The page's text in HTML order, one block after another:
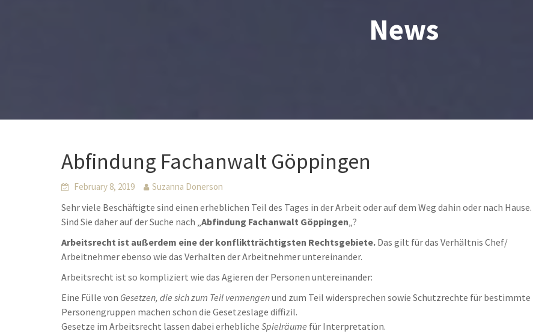
News
Abfindung Fachanwalt Göppingen
February 8, 2019 Suzanna Donerson
Sehr viele Beschäftigte sind einen erheblichen Teil des Tages in der Arbeit oder auf dem Weg dahin oder nach Hause.
Sind Sie daher auf der Suche nach „Abfindung Fachanwalt Göppingen„?
Arbeitsrecht ist außerdem eine der konfliktträchtigsten Rechtsgebiete. Das gilt für das Verhältnis Chef/
Arbeitnehmer ebenso wie das Verhalten der Arbeitnehmer untereinander.
Arbeitsrecht ist so kompliziert wie das Agieren der Personen untereinander:
Eine Fülle von Gesetzen, die sich zum Teil vermengenund zum Teil widersprechen sowie Schutzrechte für bestimmte
Personengruppen machen schon die Gesetzeslage diffizil.
Gesetze im Arbeitsrecht lassen dabei erhebliche Spielräume für Interpretation.